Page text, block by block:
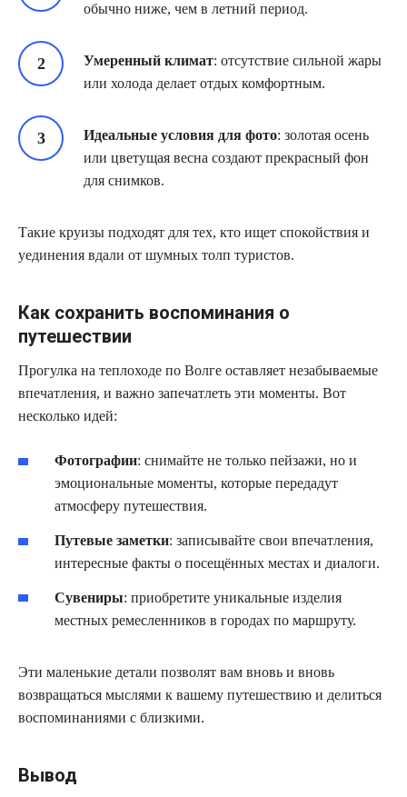
обычно ниже, чем в летний период.
Умеренный климат: отсутствие сильной жары
или холода делает отдых комфортным.
Идеальные условия для фото: золотая осень
или цветущая весна создают прекрасный фон
для снимков.
Такие круизы подходят для тех, кто ищет спокойствия и
уединения вдали от шумных толп туристов.
Как сохранить воспоминания о
путешествии
Прогулка на теплоходе по Волге оставляет незабываемые
впечатления, и важно запечатлеть эти моменты. Вот
несколько идей:
Фотографии: снимайте не только пейзажи, но и
эмоциональные моменты, которые передадут
атмосферу путешествия.
Путевые заметки: записывайте свои впечатления,
интересные факты о посещённых местах и диалоги.
Сувениры: приобретите уникальные изделия
местных ремесленников в городах по маршруту.
Эти маленькие детали позволят вам вновь и вновь
возвращаться мыслями к вашему путешествию и делиться
воспоминаниями с близкими.
Вывод